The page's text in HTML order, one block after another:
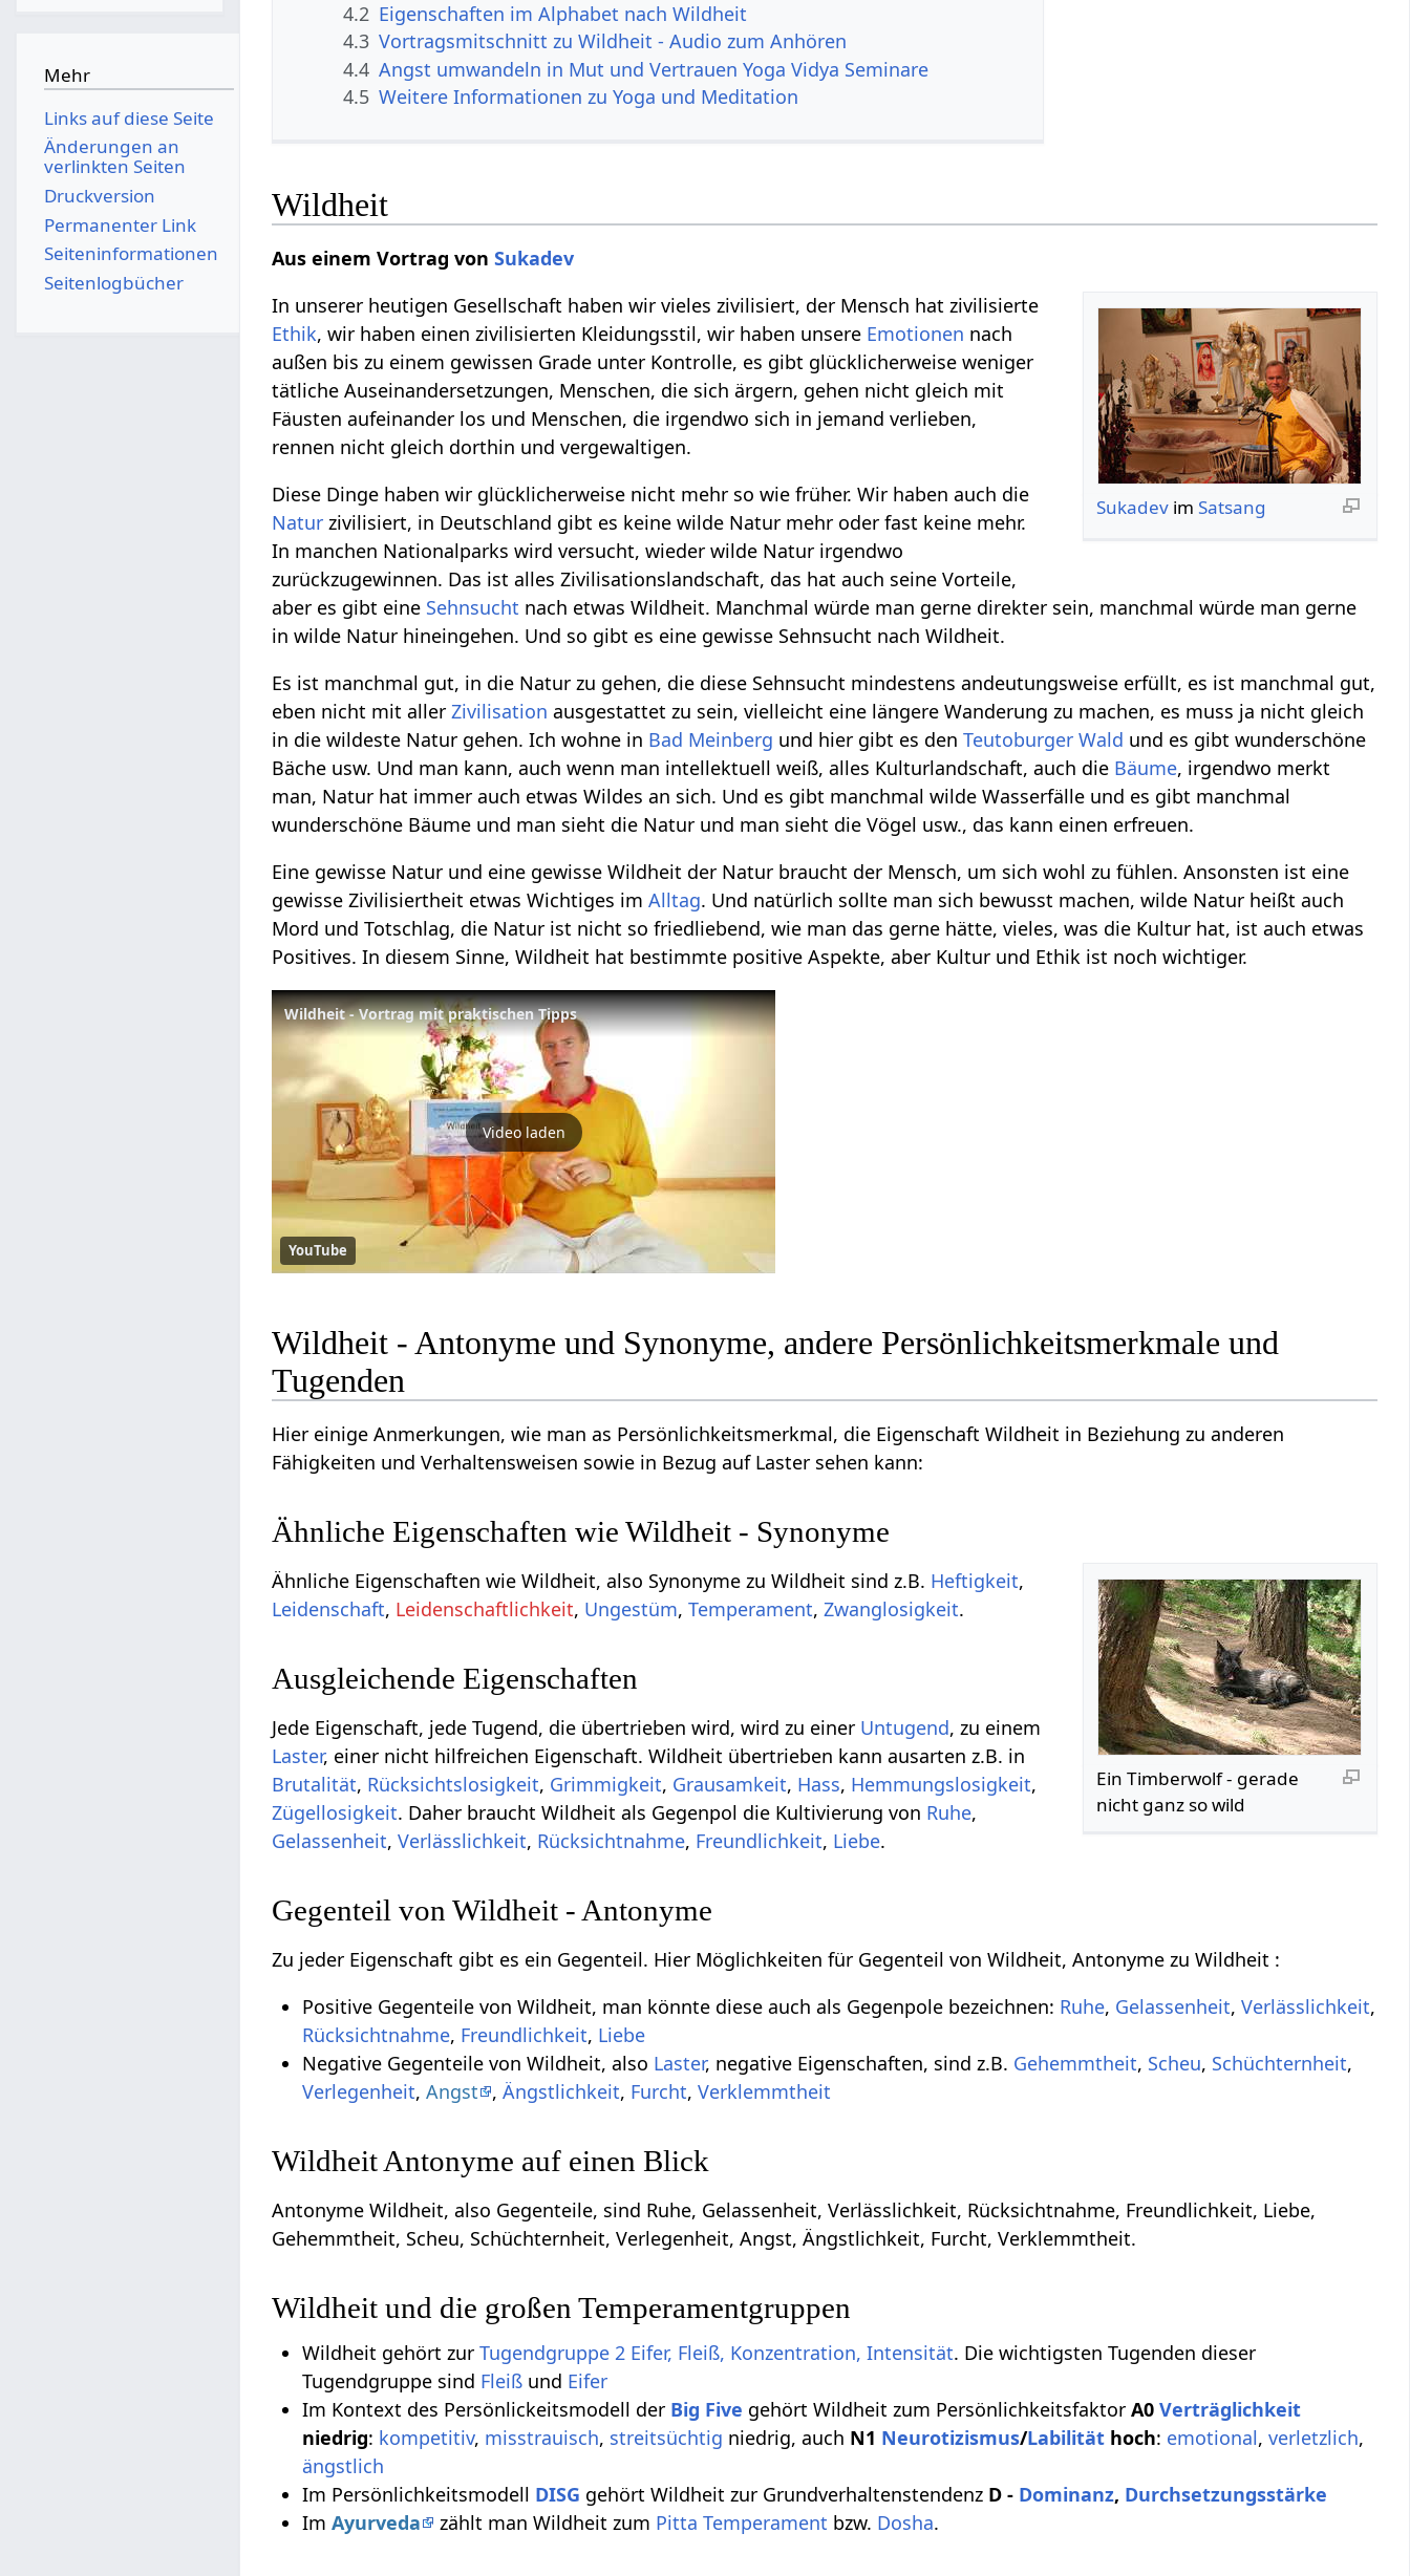
4.2 Eigenschaften im Alphabet nach Wildheit
4.3 Vortragsmitschnitt zu Wildheit - Audio zum Anhören
4.4 Angst umwandeln in Mut und Vertrauen Yoga Vidya Seminare
4.5 Weitere Informationen zu Yoga und Meditation
Wildheit
Aus einem Vortrag vonSukadev
Sukadev im Satsang
In unserer heutigen Gesellschaft haben wir vieles zivilisiert, der Mensch hat zivilisierte
Ethik, wir haben einen zivilisierten Kleidungsstil, wir haben unsere Emotionen nach
außen bis zu einem gewissen Grade unter Kontrolle, es gibt glücklicherweise weniger
tätliche Auseinandersetzungen, Menschen, die sich ärgern, gehen nicht gleich mit
Fäusten aufeinander los und Menschen, die irgendwo sich in jemand verlieben,
rennen nicht gleich dorthin und vergewaltigen.
Diese Dinge haben wir glücklicherweise nicht mehr so wie früher. Wir haben auch die
Natur zivilisiert, in Deutschland gibt es keine wilde Natur mehr oder fast keine mehr.
In manchen Nationalparks wird versucht, wieder wilde Natur irgendwo
zurückzugewinnen. Das ist alles Zivilisationslandschaft, das hat auch seine Vorteile,
aber es gibt eine Sehnsucht nach etwas Wildheit. Manchmal würde man gerne direkter sein, manchmal würde man gerne
in wilde Natur hineingehen. Und so gibt es eine gewisse Sehnsucht nach Wildheit.
Es ist manchmal gut, in die Natur zu gehen, die diese Sehnsucht mindestens andeutungsweise erfüllt, es ist manchmal gut,
eben nicht mit allerZivilisation ausgestattet zu sein, vielleicht eine längere Wanderung zu machen, es muss ja nicht gleich
in die wildeste Natur gehen. Ich wohne in Bad Meinberg und hier gibt es denTeutoburger Wald und es gibt wunderschöne
Bäche usw. Und man kann, auch wenn man intellektuell weiß, alles Kulturlandschaft, auch die Bäume, irgendwo merkt
man, Natur hat immer auch etwas Wildes an sich. Und es gibt manchmal wilde Wasserfälle und es gibt manchmal
wunderschöne Bäume und man sieht die Natur und man sieht die Vögel usw., das kann einen erfreuen.
Eine gewisse Natur und eine gewisse Wildheit der Natur braucht der Mensch, um sich wohl zu fühlen. Ansonsten ist eine
gewisse Zivilisiertheit etwas Wichtiges imAlltag. Und natürlich sollte man sich bewusst machen, wilde Natur heißt auch
Mord und Totschlag, die Natur ist nicht so friedliebend, wie man das gerne hätte, vieles, was die Kultur hat, ist auch etwas
Positives. In diesem Sinne, Wildheit hat bestimmte positive Aspekte, aber Kultur und Ethik ist noch wichtiger.
Wildheit - Vortrag mit praktischen Tipps
Video laden
YouTube
Wildheit - Antonyme und Synonyme, andere Persönlichkeitsmerkmale und
Tugenden
Hier einige Anmerkungen, wie man as Persönlichkeitsmerkmal, die Eigenschaft Wildheit in Beziehung zu anderen
Fähigkeiten und Verhaltensweisen sowie in Bezug auf Laster sehen kann:
Ähnliche Eigenschaften wie Wildheit - Synonyme
Ein Timberwolf - gerade
nicht ganz so wild
Ähnliche Eigenschaften wie Wildheit, also Synonyme zu Wildheit sind z.B. Heftigkeit,
Leidenschaft, Leidenschaftlichkeit, Ungestüm,Temperament,Zwanglosigkeit.
Ausgleichende Eigenschaften
Jede Eigenschaft, jede Tugend, die übertrieben wird, wird zu einer Untugend, zu einem
Laster, einer nicht hilfreichen Eigenschaft. Wildheit übertrieben kann ausarten z.B. in
Brutalität, Rücksichtslosigkeit, Grimmigkeit, Grausamkeit, Hass, Hemmungslosigkeit,
Zügellosigkeit. Daher braucht Wildheit als Gegenpol die Kultivierung von Ruhe,
Gelassenheit,Verlässlichkeit, Rücksichtnahme, Freundlichkeit, Liebe.
Gegenteil von Wildheit - Antonyme
Zu jeder Eigenschaft gibt es ein Gegenteil. Hier Möglichkeiten für Gegenteil von Wildheit, Antonyme zu Wildheit :
Positive Gegenteile von Wildheit, man könnte diese auch als Gegenpole bezeichnen: Ruhe, Gelassenheit,Verlässlichkeit,
Rücksichtnahme, Freundlichkeit, Liebe
Negative Gegenteile von Wildheit, also Laster, negative Eigenschaften, sind z.B. Gehemmtheit, Scheu, Schüchternheit,
Verlegenheit,Angst ,Ängstlichkeit, Furcht,Verklemmtheit
Wildheit Antonyme auf einen Blick
Antonyme Wildheit, also Gegenteile, sind Ruhe, Gelassenheit, Verlässlichkeit, Rücksichtnahme, Freundlichkeit, Liebe,
Gehemmtheit, Scheu, Schüchternheit, Verlegenheit, Angst, Ängstlichkeit, Furcht, Verklemmtheit.
Wildheit und die großen Temperamentgruppen
Wildheit gehört zurTugendgruppe 2 Eifer, Fleiß, Konzentration, Intensität. Die wichtigsten Tugenden dieser
Tugendgruppe sind Fleiß und Eifer
Im Kontext des Persönlickeitsmodell der Big Five gehört Wildheit zum PersönlichkeitsfaktorA0Verträglichkeit
niedrig: kompetitiv, misstrauisch, streitsüchtig niedrig, auch N1 Neurotizismus/Labilität hoch: emotional,verletzlich,
ängstlich
Im Persönlichkeitsmodell DISG gehört Wildheit zur Grundverhaltenstendenz D - Dominanz, Durchsetzungsstärke
ImAyurveda zählt man Wildheit zum Pitta Temperament bzw. Dosha.
Mehr
Links auf diese Seite
Änderungen an
verlinkten Seiten
Druckversion
Permanenter Link
Seiten­­informationen
Seitenlogbücher